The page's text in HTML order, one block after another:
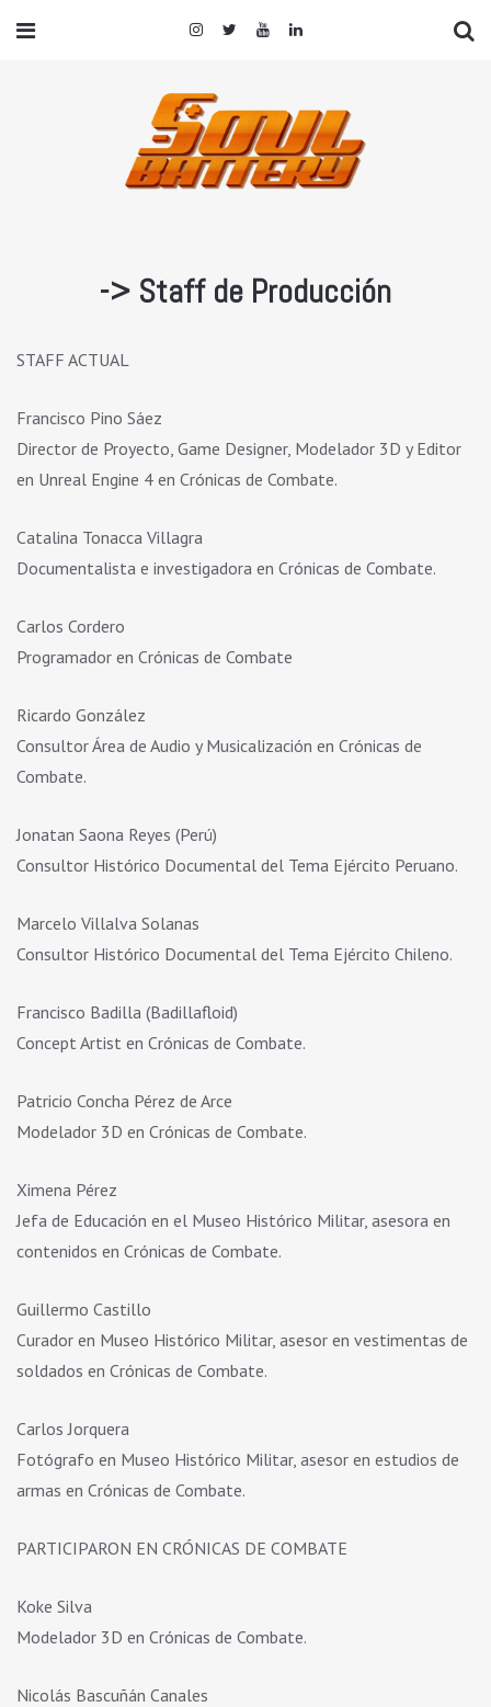
-> Staff de Producción
STAFF ACTUAL
Francisco Pino Sáez
Director de Proyecto, Game Designer, Modelador 3D y Editor
en Unreal Engine 4 en Crónicas de Combate.
Catalina Tonacca Villagra
Documentalista e investigadora en Crónicas de Combate.
Carlos Cordero
Programador en Crónicas de Combate
Ricardo González
Consultor Área de Audio y Musicalización en Crónicas de
Combate.
Jonatan Saona Reyes (Perú)
Consultor Histórico Documental del Tema Ejército Peruano.
Marcelo Villalva Solanas
Consultor Histórico Documental del Tema Ejército Chileno.
Francisco Badilla (Badillafloid)
Concept Artist en Crónicas de Combate.
Patricio Concha Pérez de Arce
Modelador 3D en Crónicas de Combate.
Ximena Pérez
Jefa de Educación en el Museo Histórico Militar, asesora en
contenidos en Crónicas de Combate.
Guillermo Castillo
Curador en Museo Histórico Militar, asesor en vestimentas de
soldados en Crónicas de Combate.
Carlos Jorquera
Fotógrafo en Museo Histórico Militar, asesor en estudios de
armas en Crónicas de Combate.
PARTICIPARON EN CRÓNICAS DE COMBATE
Koke Silva
Modelador 3D en Crónicas de Combate.
Nicolás Bascuñán Canales